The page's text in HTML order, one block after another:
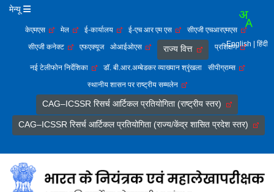
मेन्यू
केएमएस मेल ई-कार्यालय ई-एच आर एम एस
सीएजी एचआरएमएस
सीएजी कनेक्ट
एफएक्यूज ओआईओएस राज्य वित्त प्रशिक्षण
नई टेलीफोन निर्देशिका डॉ. बी.आर.अम्बेडकर व्याख्यान श्रृंखला
सीपीग्राम्स
स्थानीय शासन पर राष्ट्रीय सम्मलेन
CAG–ICSSR रिसर्च आर्टिकल प्रतियोगिता (राष्ट्रीय स्तर)
CAG–ICSSR रिसर्च आर्टिकल प्रतियोगिता (राज्य/केंद्र शासित प्रदेश स्तर)
English | हिंदी